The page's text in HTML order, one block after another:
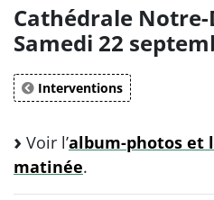
Cathédrale Notre-
Samedi 22
Interventions
Voir l’album-photos et
matinée.